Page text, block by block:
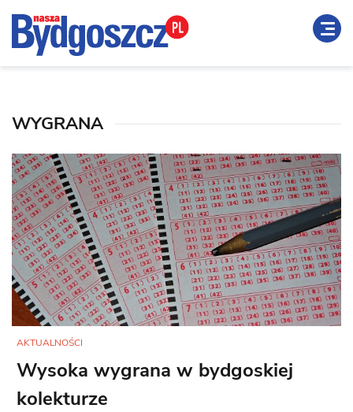
WYGRANA
AKTUALNOŚCI
Wysoka wygrana w bydgoskiej
kolekturze